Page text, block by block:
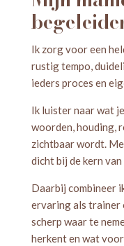
Ik zorg voor een
rustig tempo,
ieders proces en
Ik luister naar wat
woorden, houding,
zichtbaar wordt.
dicht bij de kern
Daarbij combineer
ervaring als trainer
scherp waar te
herkent en wat